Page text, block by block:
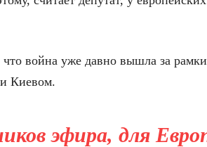
война уже давно вышла за рамки
Киевом.
эфира, для